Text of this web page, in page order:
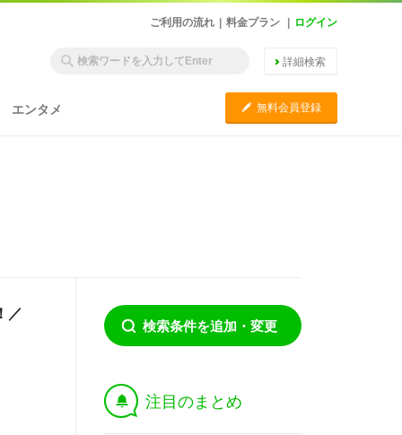
ご利用の流れ 料金プラン ログイン
詳細検索
エンタメ C 無料会員登録
／
検索条件を追加・変更
† 注目のまとめ